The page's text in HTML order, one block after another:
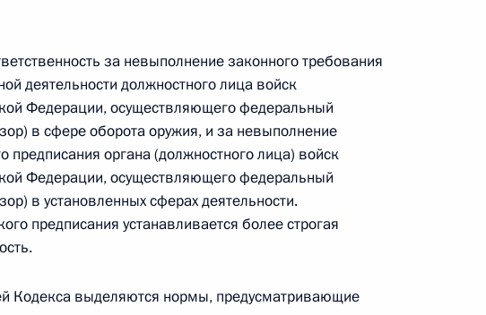
граждан России на свободу передвижения,
в пределах Российской Федерации и статью
кодекса
комитете
за невыполнение законного требования
деятельности должностного лица войск
Федерации, осуществляющего федеральный
в сфере оборота оружия, и за невыполнение
предписания органа (должностного лица) войск
Федерации, осуществляющего федеральный
в установленных сферах деятельности.
предписания устанавливается более строгая
Кодекса выделяются нормы, предусматривающие